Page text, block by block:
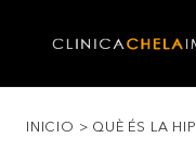
INICIO > QUÈ ÉS LA